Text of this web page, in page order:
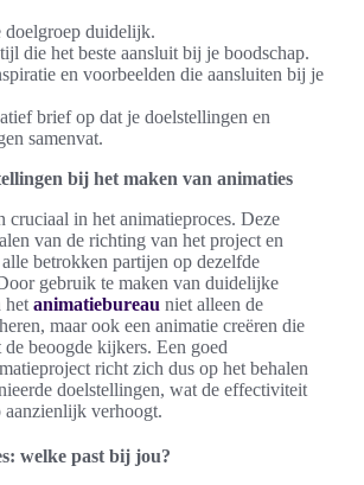
doelgroep duidelijk.
die het beste aansluit bij je boodschap.
en voorbeelden die aansluiten bij je
brief op dat je doelstellingen en
samenvat.
bij het maken van animaties
cruciaal in het animatieproces. Deze
van de richting van het project en
betrokken partijen op dezelfde
gebruik te maken van duidelijke
het animatiebureau niet alleen de
maar ook een animatie creëren die
de beoogde kijkers. Een goed
richt zich dus op het behalen
doelstellingen, wat de effectiviteit
aanzienlijk verhoogt.
welke past bij jou?